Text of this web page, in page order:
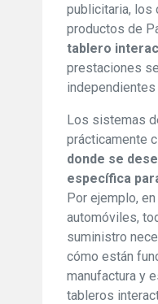
publicitaria, los
productos de
tablero
prestaciones
independientes
Los sistemas
prácticamente c
donde se
específica
Por ejemplo,
automóviles,
suministro
cómo están
manufactura y
tableros